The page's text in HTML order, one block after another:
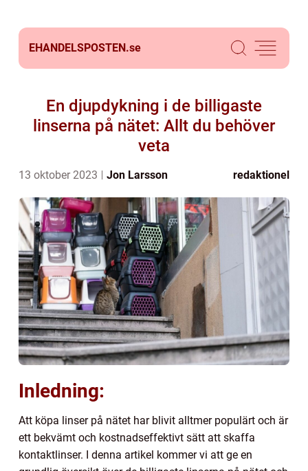
EHANDELSPOSTEN.se
En djupdykning i de billigaste
linserna på nätet: Allt du behöver
veta
13 oktober 2023 Jon Larsson redaktionel
Inledning:
Att köpa linser på nätet har blivit alltmer populärt och är
ett bekvämt och kostnadseffektivt sätt att skaffa
kontaktlinser. I denna artikel kommer vi att ge en